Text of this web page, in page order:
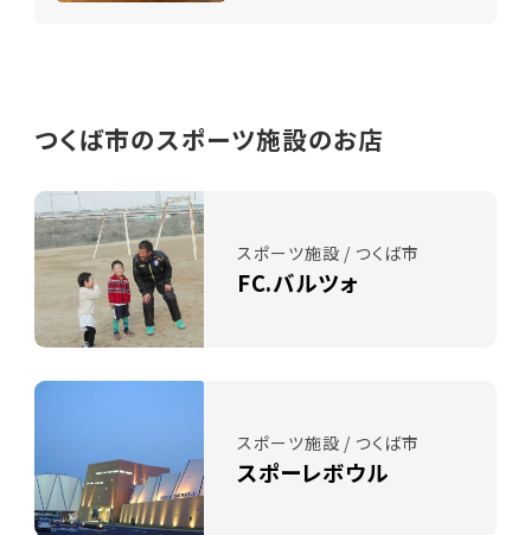
つくば市のスポーツ施設のお店
スポーツ施設 / つくば市
FC.バルツォ
スポーツ施設 / つくば市
スポーレボウル